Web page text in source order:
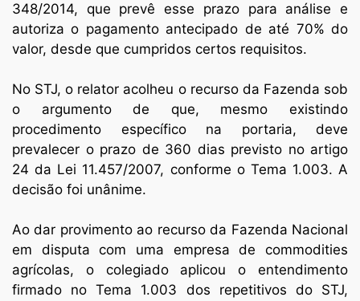
348/2014, que prevê esse prazo para análise e
autoriza o pagamento antecipado de até 70% do
valor, desde que cumpridos certos requisitos.
No STJ, o relator acolheu o recurso da Fazenda sob
o argumento de que, mesmo existindo
procedimento específico na portaria, deve
prevalecer o prazo de 360 dias previsto no artigo
24 da Lei 11.457/2007, conforme o Tema 1.003. A
decisão foi unânime.
Ao dar provimento ao recurso da Fazenda Nacional
em disputa com uma empresa de commodities
agrícolas, o colegiado aplicou o entendimento
firmado no Tema 1.003 dos repetitivos do STJ,